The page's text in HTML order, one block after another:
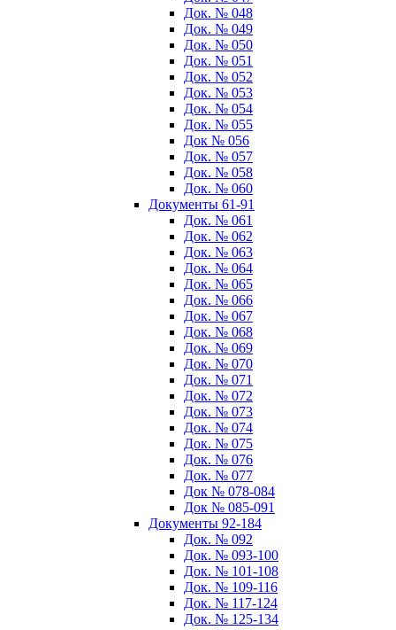
Док. № 048
Док. № 049
Док. № 050
Док. № 051
Док. № 052
Док. № 053
Док. № 054
Док. № 055
Док № 056
Док. № 057
Док. № 058
Док. № 060
Документы 61-91
Док. № 061
Док. № 062
Док. № 063
Док. № 064
Док. № 065
Док. № 066
Док. № 067
Док. № 068
Док. № 069
Док. № 070
Док. № 071
Док. № 072
Док. № 073
Док. № 074
Док. № 075
Док. № 076
Док. № 077
Док № 078-084
Док № 085-091
Документы 92-184
Док. № 092
Док. № 093-100
Док. № 101-108
Док. № 109-116
Док. № 117-124
Док. № 125-134